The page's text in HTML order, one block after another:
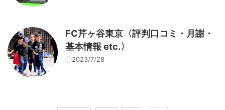
FC芹ヶ谷東京〈評判口コミ・月謝・
基本情報 etc.〉
2023/7/28